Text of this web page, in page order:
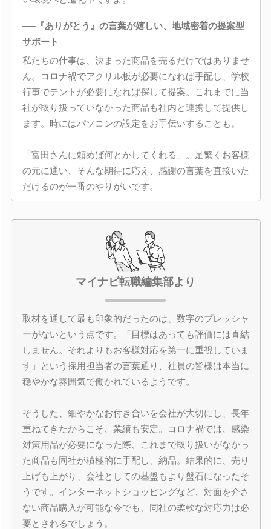
──『ありがとう』の言葉が嬉しい、地域密着の提案型
サポート
私たちの仕事は、決まった商品を売るだけではありませ
ん。コロナ禍でアクリル板が必要になれば手配し、学校
行事でテントが必要になれば探して提案。これまでに当
社が取り扱っていなかった商品も社内と連携して提供し
ます。時にはパソコンの設定をお手伝いすることも。
「富田さんに頼めば何とかしてくれる」。足繁くお客様
の元に通い、そんな期待に応え、感謝の言葉を直接いた
だけるのが一番のやりがいです。
マイナビ転職編集部より
取材を通して最も印象的だったのは、数字のプレッシャ
ーがないという点です。「目標はあっても評価には直結
しません。それよりもお客様対応を第一に重視していま
す」という採用担当者の言葉通り、社員の皆様は本当に
穏やかな雰囲気で働かれているようです。
そうした、細やかなお付き合いを会社が大切にし、長年
重ねてきたからこそ、業績も安定。コロナ禍では、感染
対策用品が必要になった際、これまで取り扱いがなかっ
た商品も同社が積極的に手配し、納品。結果的に、売り
上げも上がり、会社としての基盤もより盤石になったそ
うです。インターネットショッピングなど、対面を介さ
ない商品購入が可能な今でも、同社の柔軟な対応力は必
要とされるでしょう。